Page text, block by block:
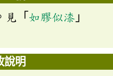
見「 如膠似漆 」
說明